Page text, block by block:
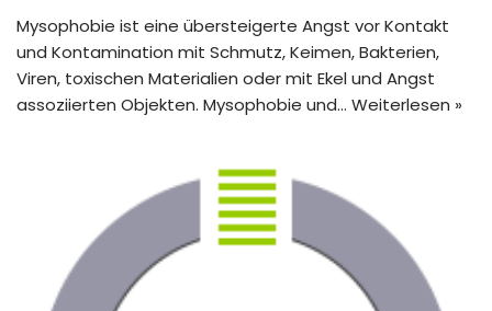
Mysophobie ist eine übersteigerte Angst vor Kontakt
und Kontamination mit Schmutz, Keimen, Bakterien,
Viren, toxischen Materialien oder mit Ekel und Angst
assoziierten Objekten. Mysophobie und… Weiterlesen »